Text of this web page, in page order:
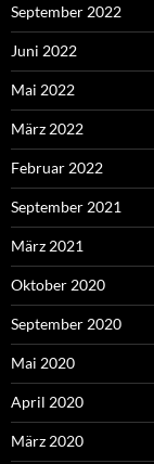
September 2022
Juni 2022
Mai 2022
März 2022
Februar 2022
September 2021
März 2021
Oktober 2020
September 2020
Mai 2020
April 2020
März 2020